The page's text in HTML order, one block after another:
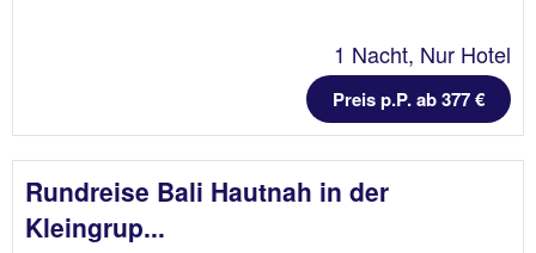
1 Nacht, Nur Hotel
Preis p.P. ab 377 €
Rundreise Bali Hautnah in der
Kleingrup...